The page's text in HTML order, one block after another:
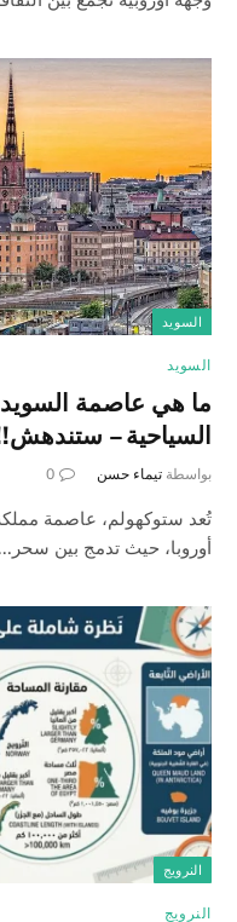
السويد
السويد
ما هي عاصمة
السياحية –
بواسطة تيماء حسن 0
تُعد ستوكهولم، عاصمة
أوروبا، حيث تدمج بين سحر…
النرويج
النرويج